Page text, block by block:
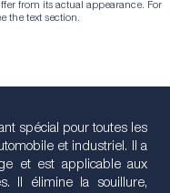
from its actual appearance. For
the text section.
spécial pour toutes les
et industriel. Il a
et est applicable aux
Il élimine la souillure,